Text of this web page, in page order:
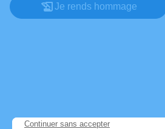
Je rends hommage